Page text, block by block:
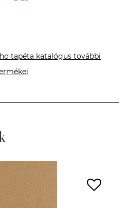
tapéta katalógus további